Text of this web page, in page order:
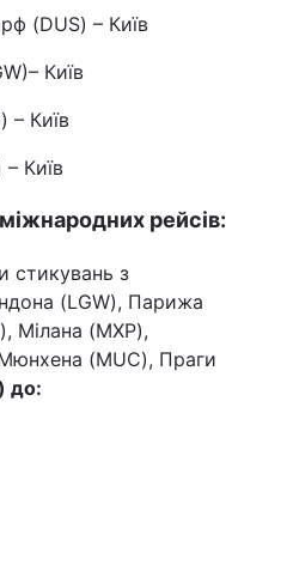
(DUS) – Київ
Київ
– Київ
– Київ
рейсів:
стикувань з
(LGW), Парижа
Мілана (MXP),
(MUC), Праги
до: